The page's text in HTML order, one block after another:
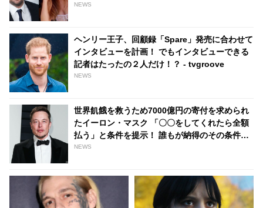
NEWS
ヘンリー王子、回顧録「Spare」発売に合わせて
インタビューを計画！ でもインタビューできる
記者はたったの２人だけ！？ - tvgroove
NEWS
世界飢餓を救うため7000億円の寄付を求められ
たイーロン・マスク 「〇〇をしてくれたら全額
払う」と条件を提示！ 誰もが納得のその条件と
は・・ - tvgroove
NEWS